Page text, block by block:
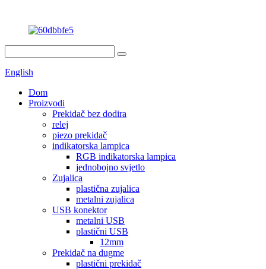
English
Dom
Proizvodi
Prekidač bez dodira
relej
piezo prekidač
indikatorska lampica
RGB indikatorska lampica
jednobojno svjetlo
Zujalica
plastična zujalica
metalni zujalica
USB konektor
metalni USB
plastični USB
12mm
Prekidač na dugme
plastični prekidač